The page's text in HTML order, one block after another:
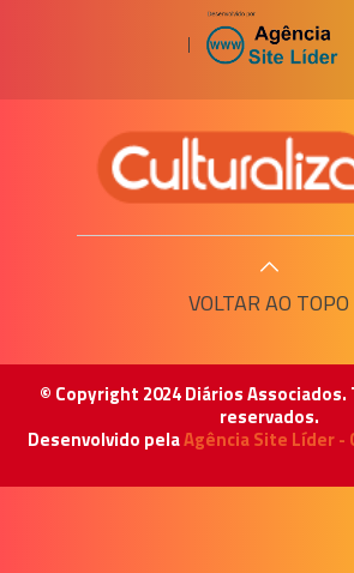
|
VOLTAR AO TOPO
© Copyright 2024 Diários
reservados.
Desenvolvido pelaAgência Site Líder -